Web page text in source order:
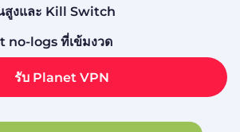
สูงและ Kill Switch
no‑logs ที่เข้มงวด
รับ Planet VPN